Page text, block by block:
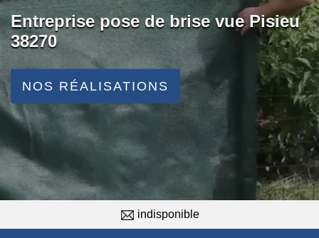
Entreprise pose de brise vue Pisieu
38270
NOS RÉALISATIONS
indisponible